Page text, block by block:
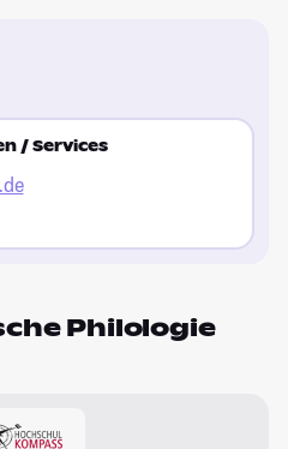
/ Services
Philologie